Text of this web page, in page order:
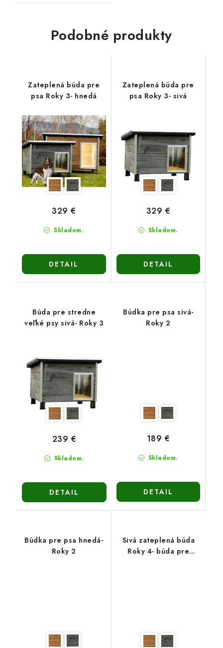
Podobné produkty
Zateplená búda pre
psa Roky 3- hnedá
Skladom.
329 €
DETAIL
Zateplená búda pre
psa Roky 3- sivá
Skladom.
329 €
DETAIL
Búda pre stredne
veľké psy sivá- Roky 3
Skladom.
239 €
DETAIL
Búdka pre psa sivá-
Roky 2
Skladom.
189 €
DETAIL
Búdka pre psa hnedá-
Roky 2
Sivá zateplená búda
Roky 4- búda pre